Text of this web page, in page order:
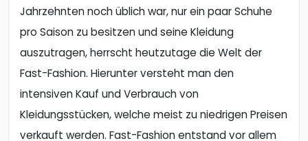
intensiven Kauf und Verbrauch von
Kleidungsstücken, welche meist zu niedrigen Preisen
verkauft werden. Fast-Fashion entstand vor allem
durch die Globalisierung und die Welt des Online-
Shoppings, welche den Kleidungseinkauf
buchstäblich revolutioniert haben.